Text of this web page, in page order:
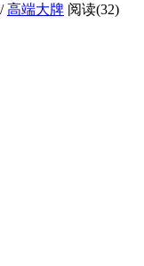
/高端大牌 阅读(32)